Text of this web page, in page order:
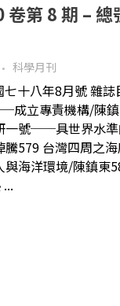
卷第 8 期 – 總
科學月刊
十八年8月號 雜
成立專責機構/陳
一號──具世界水
579 台灣四周之
與海洋環境/陳鎮東